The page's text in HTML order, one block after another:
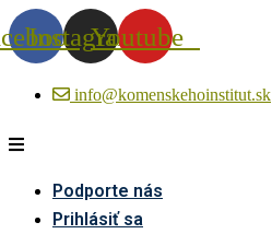
InstagramYoutube
info@komenskehoinstitut.sk
Podporte nás
Prihlásiť sa